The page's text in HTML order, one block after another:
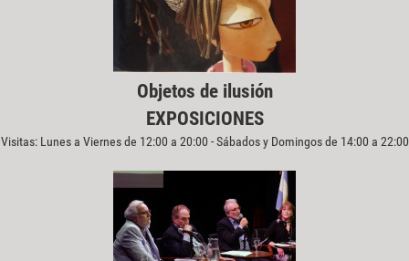
Objetos de ilusión
EXPOSICIONES
Visitas: Lunes a Viernes de 12:00 a 20:00 - Sábados y Domingos de 14:00 a 22:00